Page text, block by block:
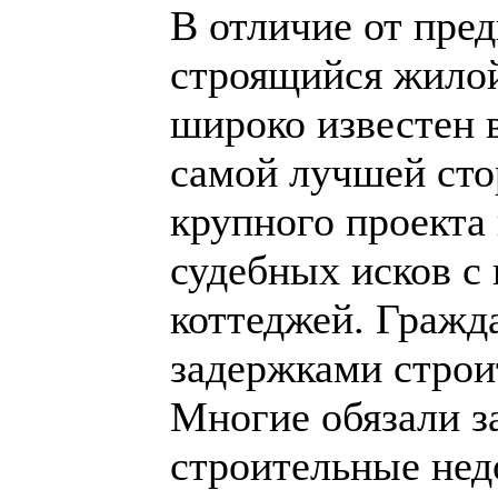
В отличие от
строящийся
широко
самой лучшей
крупного
судебных исков с
коттеджей.
задержками
Многие обязали
строительные